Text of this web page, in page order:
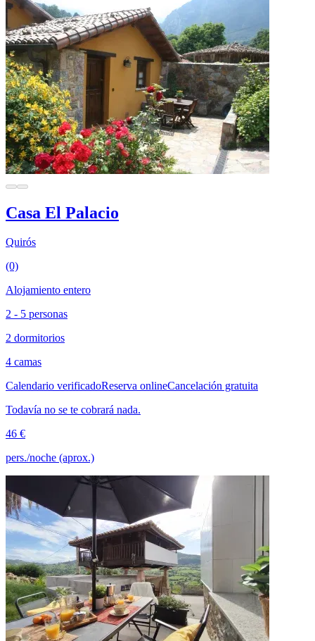
Casa El Palacio
Quirós
(0)
Alojamiento entero
2 - 5 personas
2 dormitorios
4 camas
Calendario verificadoReserva onlineCancelación gratuita
Todavía no se te cobrará nada.
46 €
pers./noche (aprox.)